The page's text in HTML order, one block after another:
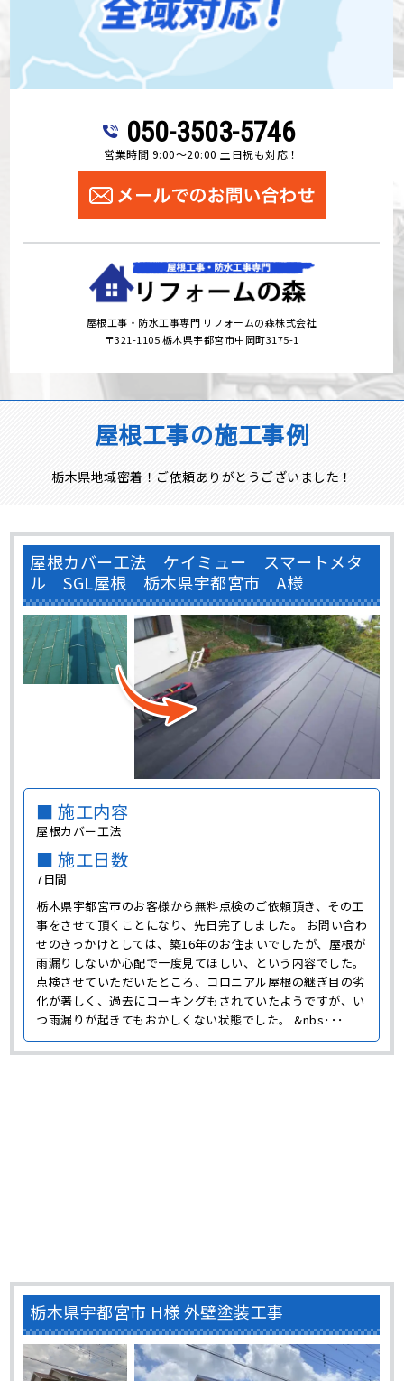
050-3503-5746
営業時間 9:00～20:00 土日祝も対応！
屋根工事・防水工事専門 リフォームの森株式会社
〒321-1105 栃木県宇都宮市中岡町3175-1
屋根工事の施工事例
栃木県地域密着！ご依頼ありがとうございました！
屋根カバー工法 ケイミュー スマートメタ
ル SGL屋根 栃木県宇都宮市 A様
■ 施工内容
屋根カバー工法
■ 施工日数
7日間
栃木県宇都宮市のお客様から無料点検のご依頼頂き、その工
事をさせて頂くことになり、先日完了しました。 お問い合わ
せのきっかけとしては、築16年のお住まいでしたが、屋根が
雨漏りしないか心配で一度見てほしい、という内容でした。
点検させていただいたところ、コロニアル屋根の継ぎ目の劣
化が著しく、過去にコーキングもされていたようですが、い
つ雨漏りが起きてもおかしくない状態でした。 &nbs･･･
栃木県宇都宮市 H様 外壁塗装工事